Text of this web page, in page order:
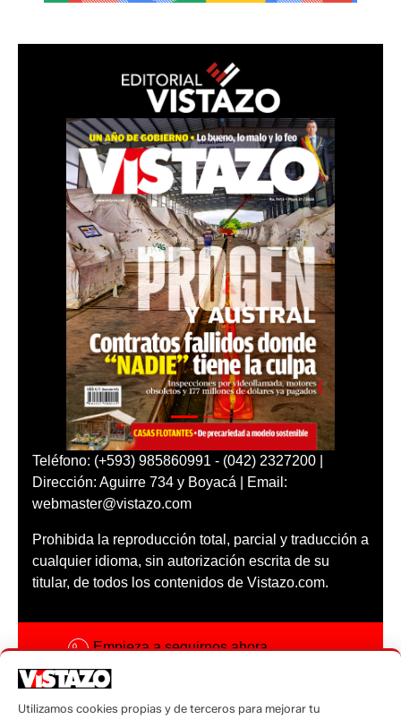
Teléfono: (+593) 985860991 - (042) 2327200 |
Dirección: Aguirre 734 y Boyacá | Email:
webmaster@vistazo.com
Prohibida la reproducción total, parcial y traducción a
cualquier idioma, sin autorización escrita de su
titular, de todos los contenidos de Vistazo.com.
Empieza a seguirnos ahora
Código ética
Utilizamos cookies propias y de terceros para mejorar tu